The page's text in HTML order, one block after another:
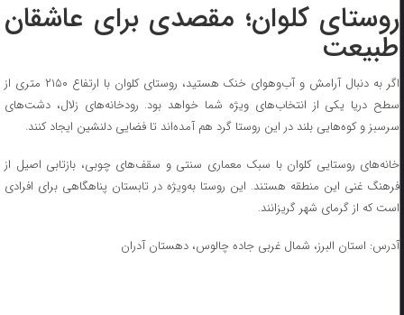
روستای کلوان؛ مقصدی برای عاشقان
طبیعت
اگر به دنبال آرامش و آب‌وهوای خنک هستید، روستای کلوان با ارتفاع ۲۱۵۰ متری از
سطح دریا یکی از انتخاب‌های ویژه شما خواهد بود. رودخانه‌های زلال، دشت‌های
سرسبز و کوه‌هایی بلند در این روستا گرد هم آمده‌اند تا فضایی دلنشین ایجاد کنند.
خانه‌های روستایی کلوان با سبک معماری سنتی و سقف‌های چوبی، بازتابی اصیل از
فرهنگ غنی این منطقه هستند. این روستا به‌ویژه در تابستان پناهگاهی برای افرادی
است که از گرمای شهر گریزانند.
آدرس: استان البرز، شمال غربی جاده چالوس، دهستان آدران